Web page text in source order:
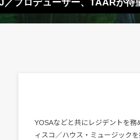
／プロデューサー、TAARが
YOSAなどと共にレジデントを務
ィスコ／ハウス・ミュージック